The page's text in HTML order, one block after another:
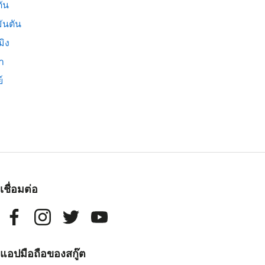
น
นตัน
ง
เชื่อมต่อ
แอปมือถือของสกู๊ต